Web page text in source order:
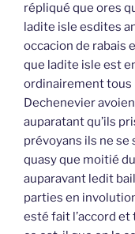
répliqué que ores
ladite isle esdites
occacion de rabais
que ladite isle est
ordinairement tous
Dechenevier
auparatant qu’ils
prévoyans ils ne se
quasy que moitié
auparavant ledit
parties en
esté fait l’accord et